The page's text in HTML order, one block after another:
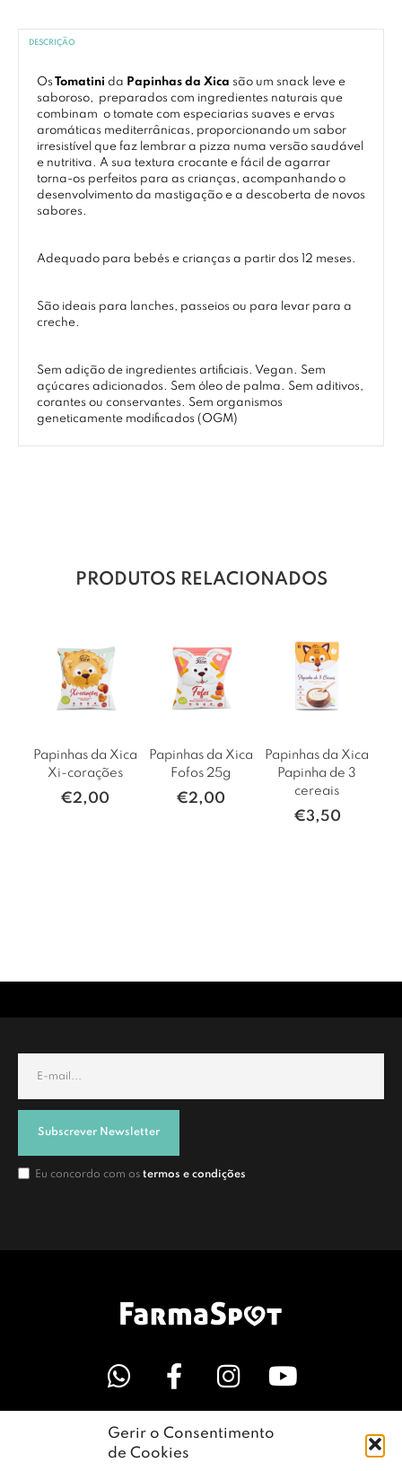
Gerir o Consentimento
de Cookies
DESCRIÇÃO
OsTomatini da Papinhas da Xica são um snack leve e
saboroso, preparados com ingredientes naturais que
combinam o tomate com especiarias suaves e ervas
aromáticas mediterrânicas, proporcionando um sabor
irresistível que faz lembrar a pizza numa versão saudável
e nutritiva. A sua textura crocante e fácil de agarrar
torna-os perfeitos para as crianças, acompanhando o
desenvolvimento da mastigação e a descoberta de novos
sabores.
Adequado para bebés e crianças a partir dos 12 meses.
São ideais para lanches, passeios ou para levar para a
creche.
Sem adição de ingredientes artificiais. Vegan. Sem
açúcares adicionados. Sem óleo de palma. Sem aditivos,
corantes ou conservantes. Sem organismos
geneticamente modificados (OGM)
PRODUTOS RELACIONADOS
Papinhas da Xica
Xi-corações
€2,00
Papinhas da Xica
Fofos 25g
€2,00
Papinhas da Xica
Papinha de 3
cereais
€3,50
Subscrever Newsletter
Eu concordo com os termos e condições
LINKS ÚTEIS